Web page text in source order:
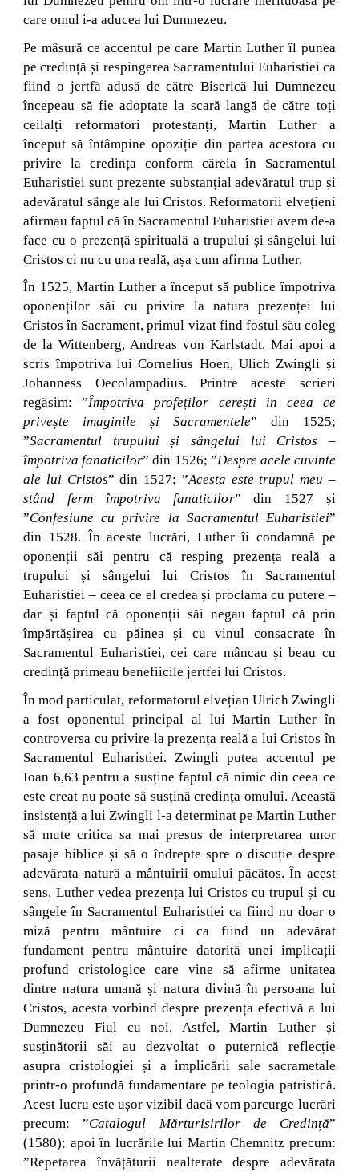
care omul i-a aducea lui Dumnezeu.
Pe mâsură ce accentul pe care Martin Luther îl punea
pe credință și respingerea Sacramentului Euharistiei ca
fiind o jertfă adusă de către Biserică lui Dumnezeu
începeau să fie adoptate la scară langă de către toți
ceilalți reformatori protestanți, Martin Luther a
început să întâmpine opoziție din partea acestora cu
privire la credința conform căreia în Sacramentul
Euharistiei sunt prezente substanțial adevăratul trup și
adevăratul sânge ale lui Cristos. Reformatorii elvețieni
afirmau faptul că în Sacramentul Euharistiei avem de-a
face cu o prezență spirituală a trupului și sângelui lui
Cristos ci nu cu una reală, așa cum afirma Luther.
În 1525, Martin Luther a început să publice împotriva
oponenților săi cu privire la natura prezenței lui
Cristos în Sacrament, primul vizat find fostul său coleg
de la Wittenberg, Andreas von Karlstadt. Mai apoi a
scris împotriva lui Cornelius Hoen, Ulich Zwingli și
Johanness Oecolampadius. Printre aceste scrieri
regăsim: ”Împotriva profeților cerești in ceea ce
privește imaginile și Sacramentele” din 1525;
”Sacramentul trupului și sângelui lui Cristos –
împotriva fanaticilor” din 1526; ”Despre acele cuvinte
ale lui Cristos” din 1527; ”Acesta este trupul meu –
stând ferm împotriva fanaticilor” din 1527 și
”Confesiune cu privire la Sacramentul Euharistiei”
din 1528. În aceste lucrări, Luther îi condamnă pe
oponenții săi pentru că resping prezența reală a
trupului și sângelui lui Cristos în Sacramentul
Euharistiei – ceea ce el credea și proclama cu putere –
dar și faptul că oponenții săi negau faptul că prin
împărtășirea cu păinea și cu vinul consacrate în
Sacramentul Euharistiei, cei care mâncau și beau cu
credință primeau benefiicile jertfei lui Cristos.
În mod particulat, reformatorul elvețian Ulrich Zwingli
a fost oponentul principal al lui Martin Luther în
controversa cu privire la prezența reală a lui Cristos în
Sacramentul Euharistiei. Zwingli putea accentul pe
Ioan 6,63 pentru a susține faptul că nimic din ceea ce
este creat nu poate să susțină credința omului. Această
insistență a lui Zwingli l-a determinat pe Martin Luther
să mute critica sa mai presus de interpretarea unor
pasaje biblice și să o îndrepte spre o discuție despre
adevărata natură a mântuirii omului păcătos. În acest
sens, Luther vedea prezența lui Cristos cu trupul și cu
sângele în Sacramentul Euharistiei ca fiind nu doar o
miză pentru mântuire ci ca fiind un adevărat
fundament pentru mântuire datorită unei implicații
profund cristologice care vine să afirme unitatea
dintre natura umană și natura divină în persoana lui
Cristos, acesta vorbind despre prezența efectivă a lui
Dumnezeu Fiul cu noi. Astfel, Martin Luther și
susținătorii săi au dezvoltat o puternică reflecție
asupra cristologiei și a implicării sale sacrametale
printr-o profundă fundamentare pe teologia patristică.
Acest lucru este ușor vizibil dacă vom parcurge lucrări
precum: ”Catalogul Mărturisirilor de Credință”
(1580); apoi în lucrările lui Martin Chemnitz precum:
”Repetarea învățăturii nealterate despre adevărata